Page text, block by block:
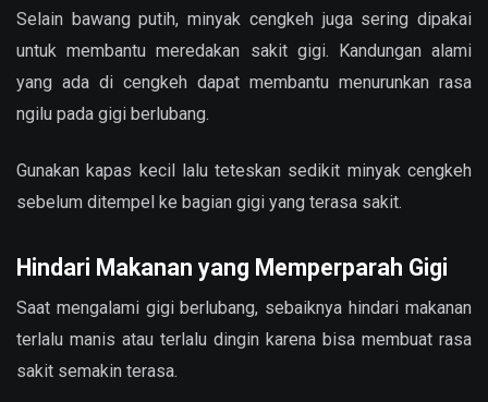
Selain bawang putih, minyak cengkeh juga sering dipakai
untuk membantu meredakan sakit gigi. Kandungan alami
yang ada di cengkeh dapat membantu menurunkan rasa
ngilu pada gigi berlubang.
Gunakan kapas kecil lalu teteskan sedikit minyak cengkeh
sebelum ditempel ke bagian gigi yang terasa sakit.
Hindari Makanan yang Memperparah Gigi
Saat mengalami gigi berlubang, sebaiknya hindari makanan
terlalu manis atau terlalu dingin karena bisa membuat rasa
sakit semakin terasa.